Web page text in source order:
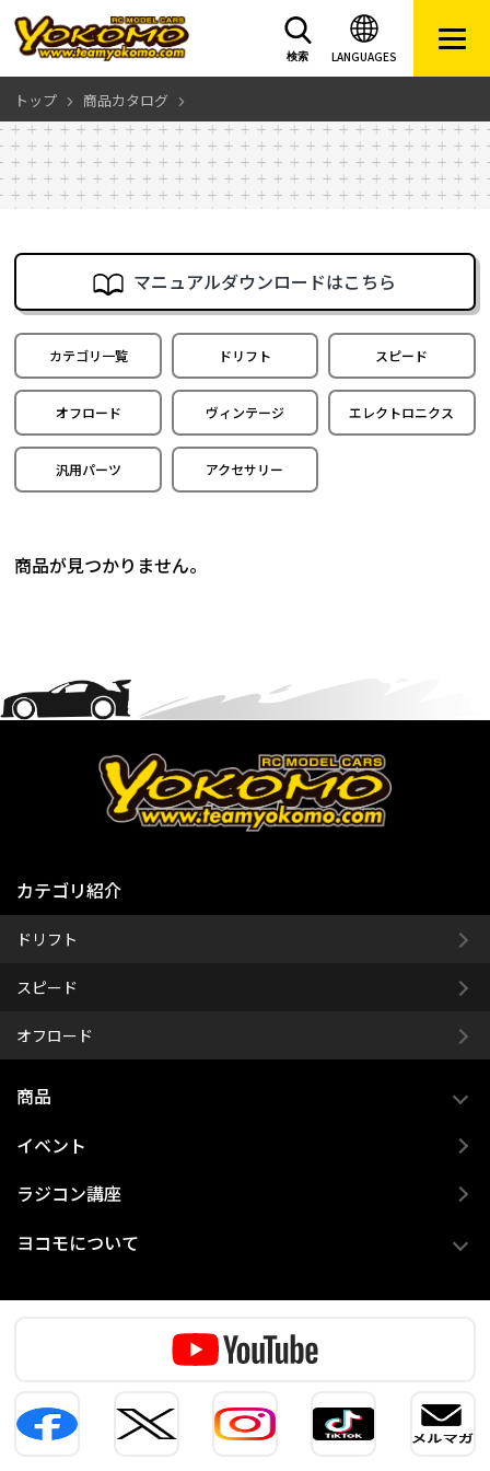
LANGUAGES
検索
トップ 商品カタログ
マニュアルダウンロードはこちら
カテゴリ一覧 ドリフト スピード
オフロード ヴィンテージ エレクトロニクス
汎用パーツ アクセサリー
商品が見つかりません。
カテゴリ紹介
ドリフト
スピード
オフロード
商品
イベント
ラジコン講座
ヨコモについて